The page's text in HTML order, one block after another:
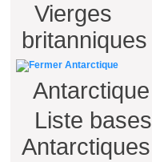
Vierges
britanniques
Antarctique
Antarctique
Liste bases
Antarctiques